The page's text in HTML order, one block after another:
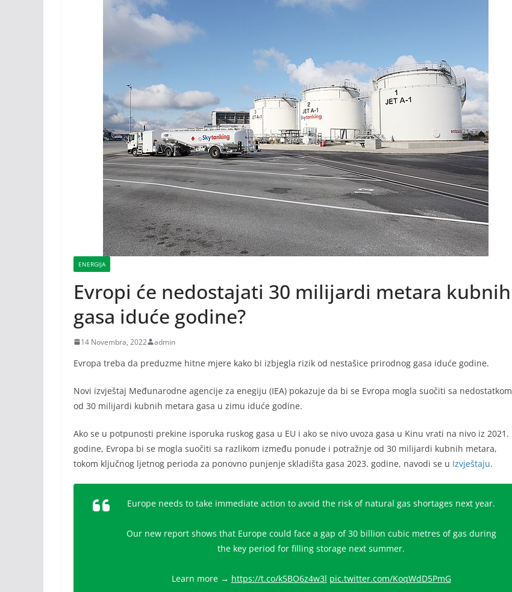
ENERGIJA
Evropi će nedostajati 30 milijardi metara kubnih
gasa iduće godine?
14 Novembra, 2022 admin
Evropa treba da preduzme hitne mjere kako bi izbjegla rizik od nestašice prirodnog gasa iduće godine.
Novi izvještaj Međunarodne agencije za enegiju (IEA) pokazuje da bi se Evropa mogla suočiti sa nedostatkom
od 30 milijardi kubnih metara gasa u zimu iduće godine.
Ako se u potpunosti prekine isporuka ruskog gasa u EU i ako se nivo uvoza gasa u Kinu vrati na nivo iz 2021.
godine, Evropa bi se mogla suočiti sa razlikom između ponude i potražnje od 30 milijardi kubnih metara,
tokom ključnog ljetnog perioda za ponovno punjenje skladišta gasa 2023. godine, navodi se u Izvještaju.
Europe needs to take immediate action to avoid the risk of natural gas shortages next year.
Our new report shows that Europe could face a gap of 30 billion cubic metres of gas during
the key period for filling storage next summer.
Learn more → https://t.co/k5BO6z4w3l pic.twitter.com/KoqWdD5PmG